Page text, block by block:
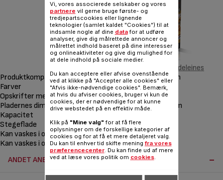
‹
Box 15: Mini madeleines
Produktkompatibilitet
Snack collection
Farver
black
Opskrifter medfølger
Pladernes dimensioner
22,5 x 13 cm cm
Kapacitet
Stegeflade
292.5 cm²
Kan vaskes i opvaskemaskine
Kan vaskes i opvaskemaskine - detaljerplates only
ANDET ANBEFALET TILBEHØR:
Vi, vores associerede selskaber og vores
partnere vil gerne bruge første- og
tredjepartscookies eller lignende
teknologier (samlet kaldet "Cookies") til at
indsamle nogle af dine datafor at udføre
analyser, give dig målrettede annoncer og
målrettet indhold baseret på dine interesser
og onlineaktiviteter og give dig mulighed for
at dele indhold på sociale medier.
Du kan acceptere eller afvise ovenstående
ved at klikke på "Accepter alle cookies" eller
"Afvis ikke-nødvendige cookies". Bemærk,
at hvis du afviser cookies, bruger vi kun de
cookies, der er nødvendige for at kunne
drive webstedet på en effektiv måde.
Klik på "Mine valg" for at få flere
oplysninger om de forskellige kategorier af
cookies og for at få et mere detaljeret valg.
Du kan til enhver tid skifte mening fra vores
præferencecenter. Du kan finde ud af mere
ved at læse vores politik om cookies.